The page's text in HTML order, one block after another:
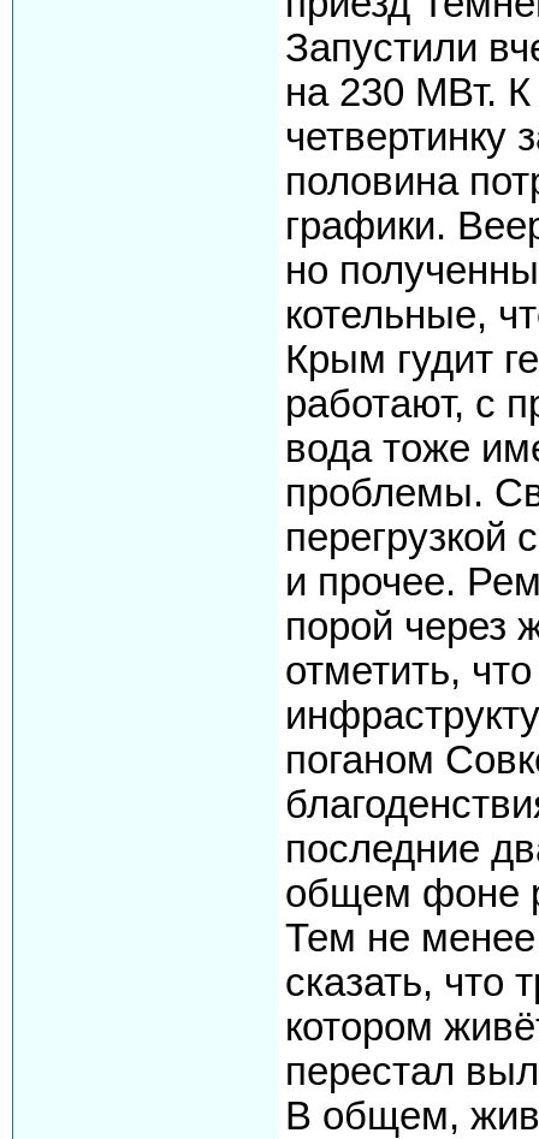
Запустили
на 230 МВт.
четвертинку
половина
графики.
но
котельные,
Крым гудит
работают, с
вода тоже
проблемы.
перегрузкой
и прочее.
порой через
отметить,
поганом
последние
общем фоне
Тем не
сказать, что
котором
перестал
В общем,